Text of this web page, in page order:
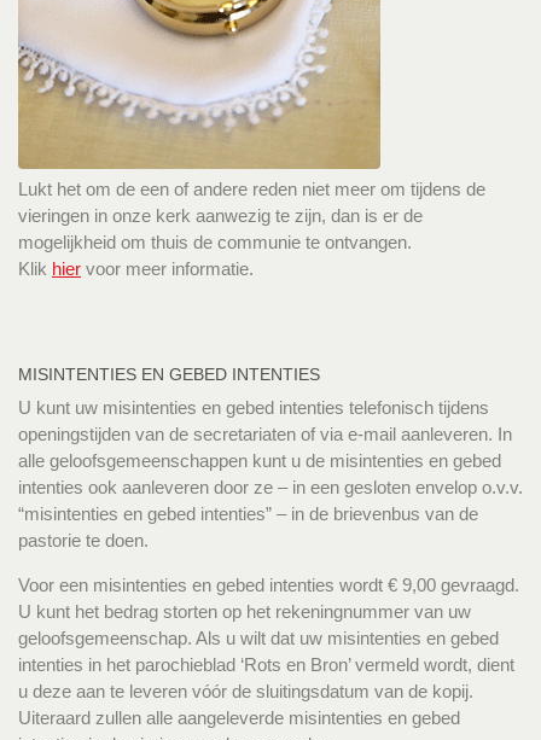
Lukt het om de een of andere reden niet meer om tijdens de
vieringen in onze kerk aanwezig te zijn, dan is er de
mogelijkheid om thuis de communie te ontvangen.
Klik hier voor meer informatie.
MISINTENTIES EN GEBED INTENTIES
U kunt uw misintenties en gebed intenties telefonisch tijdens
openingstijden van de secretariaten of via e-mail aanleveren. In
alle geloofsgemeenschappen kunt u de misintenties en gebed
intenties ook aanleveren door ze – in een gesloten envelop o.v.v.
“misintenties en gebed intenties” – in de brievenbus van de
pastorie te doen.
Voor een misintenties en gebed intenties wordt € 9,00 gevraagd.
U kunt het bedrag storten op het rekeningnummer van uw
geloofsgemeenschap. Als u wilt dat uw misintenties en gebed
intenties in het parochieblad ‘Rots en Bron’ vermeld wordt, dient
u deze aan te leveren vóór de sluitingsdatum van de kopij.
Uiteraard zullen alle aangeleverde misintenties en gebed